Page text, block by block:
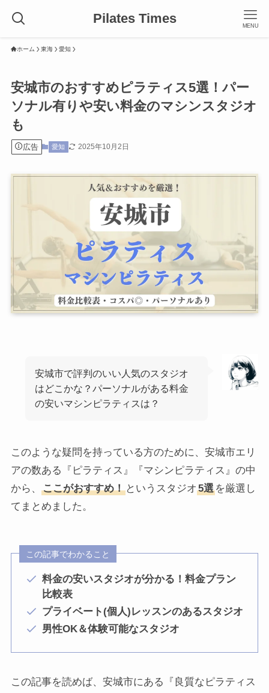
Pilates Times MENU
ホーム 東海 愛知
安城市のおすすめピラティス5選！パー
ソナル有りや安い料金のマシンスタジオ
も
広告 愛知 2025年10月2日
安城市で評判のいい人気のスタジオ
はどこかな？パーソナルがある料金
の安いマシンピラティスは？
このような疑問を持っている方のために、安城市エリ
アの数ある『ピラティス』『マシンピラティス』の中
から、
ここがおすすめ！というスタジオ 5選を厳選し
てまとめました。
この記事でわかること
料金の安いスタジオが分かる！料金プラン
比較表
プライベート(個人)レッスンのあるスタジオ
男性OK＆体験可能なスタジオ
この記事を読めば、安城市にある『良質なピラティス